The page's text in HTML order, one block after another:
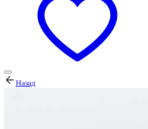
Назад